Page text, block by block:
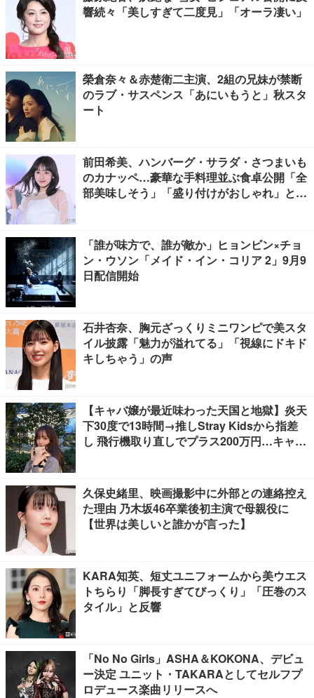
響続々「美しすぎて二度見」「オーラ凄い」
榮倉奈々＆赤楚衛二主演、2組の兄妹が禁断
のラブ・サスペンス「あにいもうと」秋スタ
ート
前田希美、ハンバーグ・サラダ・さつまいも
のカナッペ…豪華な手料理並ぶ食卓公開「全
部美味しそう」「盛り付けがおしゃれ」と絶
「誰が味方で、誰が敵か」ヒョンビン×チョ
ン・ウソン「メイド・イン・コリア 2」9月9
日配信開始
石井杏奈、胸元ざっくりミニワンピで美スタ
イル披露「魅力が溢れてる」「視線にドキド
キしちゃう」の声
【キャバ嬢が最近味わった天国と地獄】炎天
下30度で13時間→推しStray Kidsから指差
し 飛行機取り直しでプラス200万円…キャバ
久保史緒里、映画撮影中に外部との連絡控え
た理由 乃木坂46卒業後初主演で母親役に
【世界は美しいと誰かが言った】
KARA知英、短丈ユニフォームから美ウエス
トちらり「脚長すぎてびっくり」「圧巻のス
タイル」と反響
「No No Girls」ASHA＆KOKONA、デビュ
ー決定 ユニット・TAKARAとしてセルフプ
ロデュース楽曲リリースへ